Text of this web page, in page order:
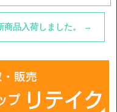
商品入荷しました。 →